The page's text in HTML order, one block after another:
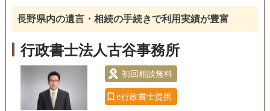
長野県内の遺言・相続の手続きで利用実績が豊富
行政書士法人古谷事務所
初回相談無料
e行政書士提携